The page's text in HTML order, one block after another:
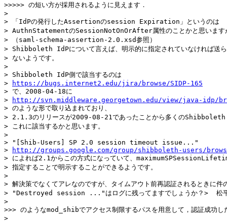
>>>>> の短い方が採用されるように見えます．
>
> 「IdPの発行したAssertionのsession Expiration」というのは
> AuthnStatementのSessionNotOnOrAfter属性のことかと思います
> （saml-schema-assertion-2.0.xsd参照）
> Shibboleth IdPについて言えば、明示的に指定されていなければ送ら
> ないようです。
>
> Shibboleth IdP側で該当するのは
>
https://bugs.internet2.edu/jira/browse/SIDP-165
> で、2008-04-18に
>
http://svn.middleware.georgetown.edu/view/java-idp/
> のような形で取り込まれており、
> 2.1.3のリリースが2009-08-21であったことから多くの
> これに該当するかと思います。
>
> "[Shib-Users] SP 2.0 session timeout issue..."
>
http://groups.google.com/group/shibboleth-users/
> によれば2.1からこの方式になっていて、
> 指定することで明示することができるようです。
>
> 解決策でなくてアレなのですが、タイムアウト前再認証されるときに件
> "Destroyed session ..."はログに残ってますでしょうか？>  松
>
>>> のようなmod_shibでアクセス制限するパスを用意して，認証成功し
>